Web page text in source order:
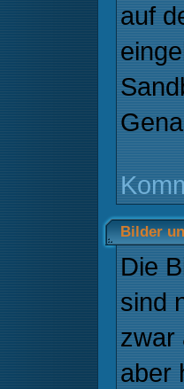
auf
Bilder
Die
sind
zwar
aber